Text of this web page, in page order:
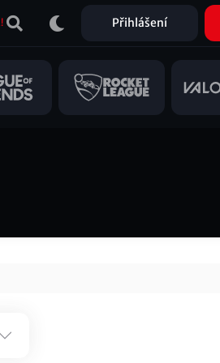
Přihlášení